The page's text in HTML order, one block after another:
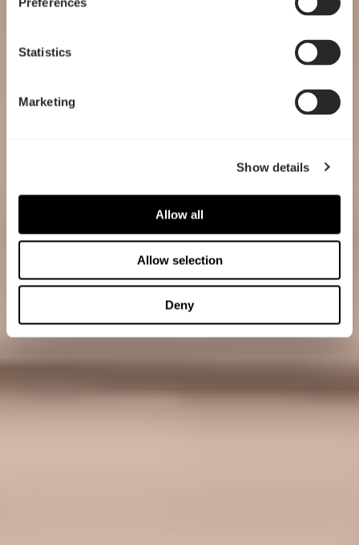
Statistics
Marketing
Show details
Allow all
Allow selection
Deny